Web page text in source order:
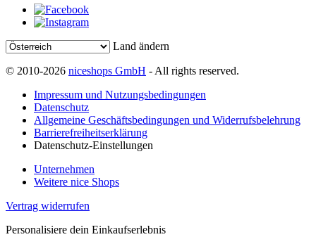
Land ändern
© 2010-2026 niceshops GmbH - All rights reserved.
Impressum und Nutzungsbedingungen
Datenschutz
Allgemeine Geschäftsbedingungen und Widerrufsbelehrung
Barrierefreiheitserklärung
Datenschutz-Einstellungen
Unternehmen
Weitere nice Shops
Vertrag widerrufen
Personalisiere dein Einkaufserlebnis